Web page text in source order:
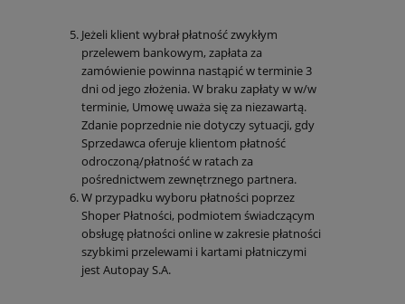
Jeżeli klient wybrał płatność zwykłym
przelewem bankowym, zapłata za
zamówienie powinna nastąpić w terminie 3
dni od jego złożenia. W braku zapłaty w w/w
terminie, Umowę uważa się za niezawartą.
Zdanie poprzednie nie dotyczy sytuacji, gdy
Sprzedawca oferuje klientom płatność
odroczoną/płatność w ratach za
pośrednictwem zewnętrznego partnera.
W przypadku wyboru płatności poprzez
Shoper Płatności, podmiotem świadczącym
obsługę płatności online w zakresie płatności
szybkimi przelewami i kartami płatniczymi
jest Autopay S.A.